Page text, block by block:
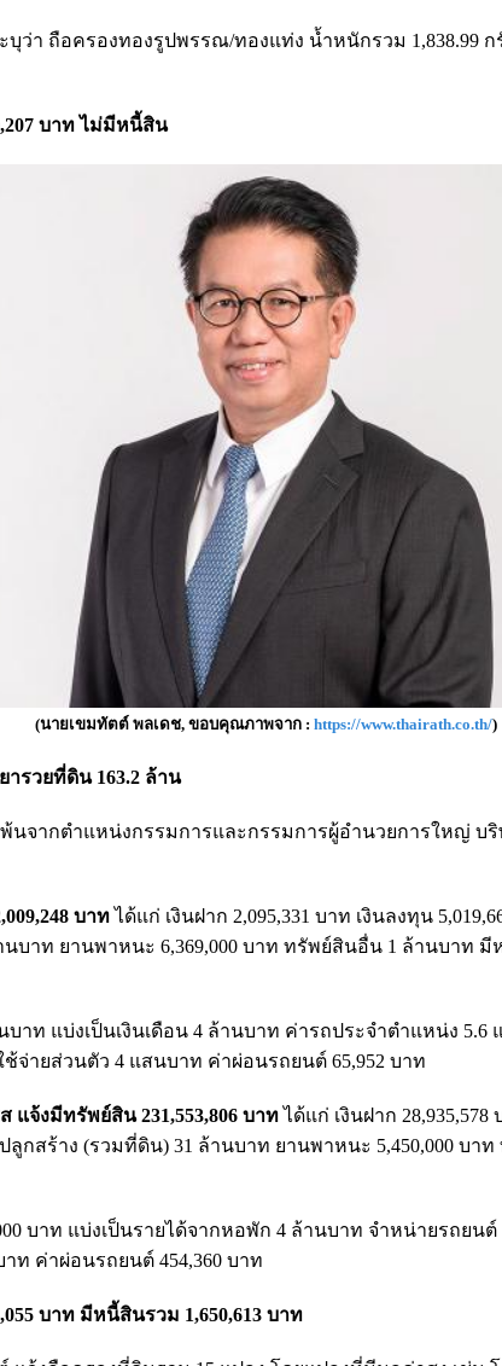
ว่า ถือครองทองรูปพรรณ/ทองแท่ง น้ำหนักรวม 1,838.99
บาท ไม่มีหนี้สิน
(นายเขมทัตต์ พลเดช, ขอบคุณภาพจาก : https://www.thairath.co.th/)
ารวยที่ดิน 163.2 ล้าน
นจากตำแหน่งกรรมการและกรรมการผู้อำนวยการใหญ่ บ
บาทได้แก่ เงินฝาก 2,095,331 บาท เงินลงทุน
บาท ยานพาหนะ 6,369,000 บาท ทรัพย์สินอื่น 1 ล้านบาท มี
าท แบ่งเป็นเงินเดือน 4 ล้านบาท ค่ารถประจำตำแหน่ง 5.6
ช้จ่ายส่วนตัว 4 แสนบาท ค่าผ่อนรถยนต์ 65,952 บาท
จ้งมีทรัพย์สิน 231,553,806 บาทได้แก่ เงินฝาก
ปลูกสร้าง (รวมที่ดิน) 31 ล้านบาท ยานพาหนะ 5,450,000 บ
บาท แบ่งเป็นรายได้จากหอพัก 4 ล้านบาท จำหน่ายรถยนต์
ท ค่าผ่อนรถยนต์ 454,360 บาท
บาท มีหนี้สินรวม 1,650,613 บาท